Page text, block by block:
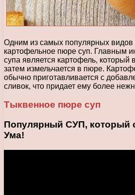
Одним из самых популярных видов
картофельное пюре суп. Главным
супа является картофель, который
затем измельчается в пюре.
обычно приготавливается с
сливок, что придает ему более
Тыквенное пюре суп
Популярный СУП, который
Ума!